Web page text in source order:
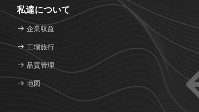
私達について
企業収益
工場旅行
品質管理
地図